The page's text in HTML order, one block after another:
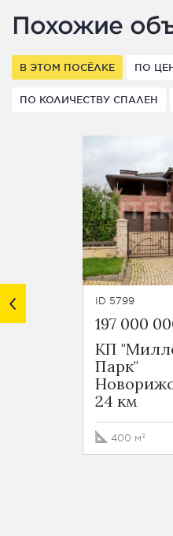
Похожие
В ЭТОМ ПОСЁЛКЕ ПО
ПО КОЛИЧЕСТВУ СПАЛЕН
ID 5799
197 000
КП
Парк"
24 км
400 м²